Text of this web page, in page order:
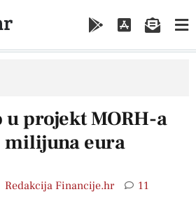
projekt MORH-a
milijuna eura
Redakcija Financije.hr 11